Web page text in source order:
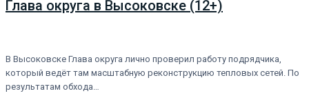
Глава округа в Высоковске (12+)
В Высоковске Глава округа лично проверил работу подрядчика,
который ведёт там масштабную реконструкцию тепловых сетей. По
результатам обхода…